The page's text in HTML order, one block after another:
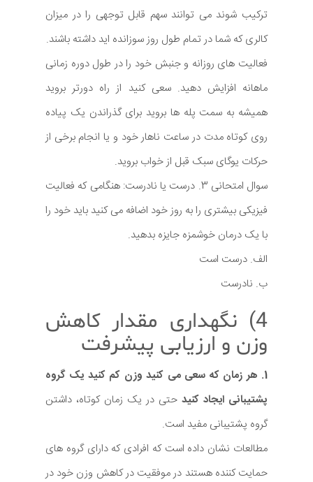
ترکیب شوند می توانند سهم قابل توجهی را در میزان
کالری که شما در تمام طول روز سوزانده اید داشته باشند.
فعالیت های روزانه و جنبش خود را در طول دوره زمانی
ماهانه افزایش دهید. سعی کنید از راه دورتر بروید
همیشه به سمت پله ها بروید برای گذراندن یک پیاده
روی کوتاه مدت در ساعت ناهار خود و یا انجام برخی از
حرکات یوگای سبک قبل از خواب بروید.
سوال امتحانی 3. درست یا نادرست: هنگامی که فعالیت
فیزیکی بیشتری را به روز خود اضافه می کنید باید خود را
با یک درمان خوشمزه جایزه بدهید.
الف. درست است
ب. نادرست
4) نگهداری مقدار کاهش
وزن و ارزیابی پیشرفت
1. هر زمان که سعی می کنید وزن کم کنید یک گروه
پشتیبانی ایجاد کنید حتی در یک زمان کوتاه، داشتن
گروه پشتیبانی مفید است.
مطالعات نشان داده است که افرادی که دارای گروه های
حمایت کننده هستند در موفقیت در کاهش وزن خود در